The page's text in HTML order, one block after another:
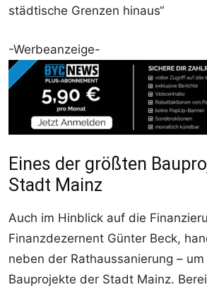
städtische Grenzen hinaus“
-Werbeanzeige-
Eines der größten
Stadt Mainz
Auch im Hinblick auf die
Finanzdezernent Günter Beck,
neben der Rathaussanierung –
Bauprojekte der Stadt Mainz.